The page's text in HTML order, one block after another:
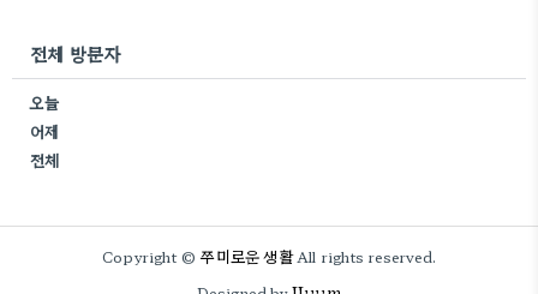
전체 방문자
오늘
어제
전체
Copyright ©쭈미로운 생활All rights reserved.